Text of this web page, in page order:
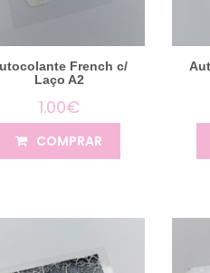
French c/
Laço A2
1.00€
COMPRAR